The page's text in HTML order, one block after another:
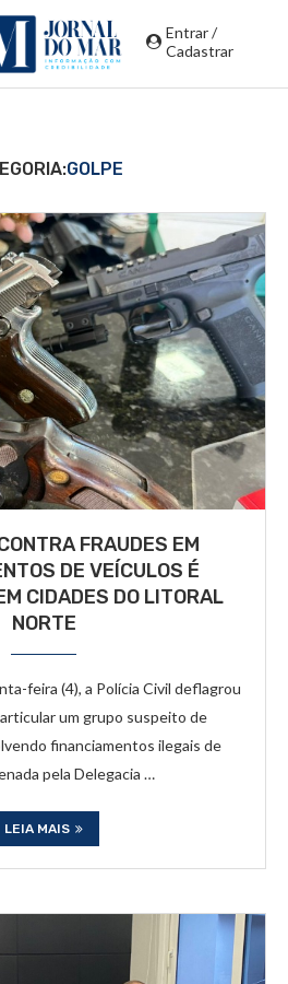
Entrar /
Cadastrar
GOLPE
FRAUDES EM
DE VEÍCULOS É
CIDADES DO LITORAL
NORTE
feira (4), a Polícia Civil deflagrou
um grupo suspeito de
financiamentos ilegais de
pela Delegacia …
LEIA MAIS